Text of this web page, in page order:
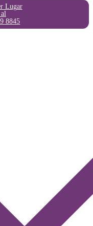
Lugar
al
8845